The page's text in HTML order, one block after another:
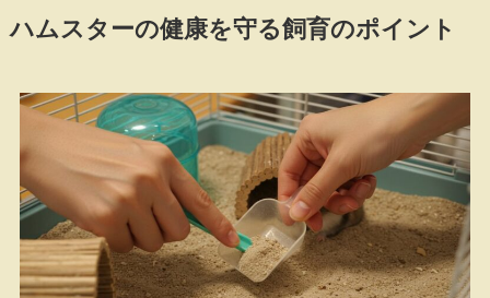
ハムスターの健康を守る飼育のポイント